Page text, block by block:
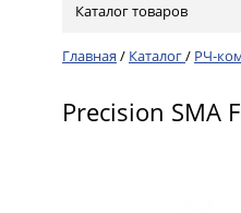
Каталог товаров
Главная / Каталог/ РЧ-
Precision SMA